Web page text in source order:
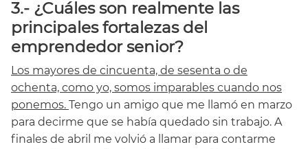
3.- ¿Cuáles son realmente las
principales fortalezas del
emprendedor senior?
Los mayores de cincuenta, de sesenta o de
ochenta, como yo, somos imparables cuando nos
ponemos. Tengo un amigo que me llamó en marzo
para decirme que se había quedado sin trabajo. A
finales de abril me volvió a llamar para contarme